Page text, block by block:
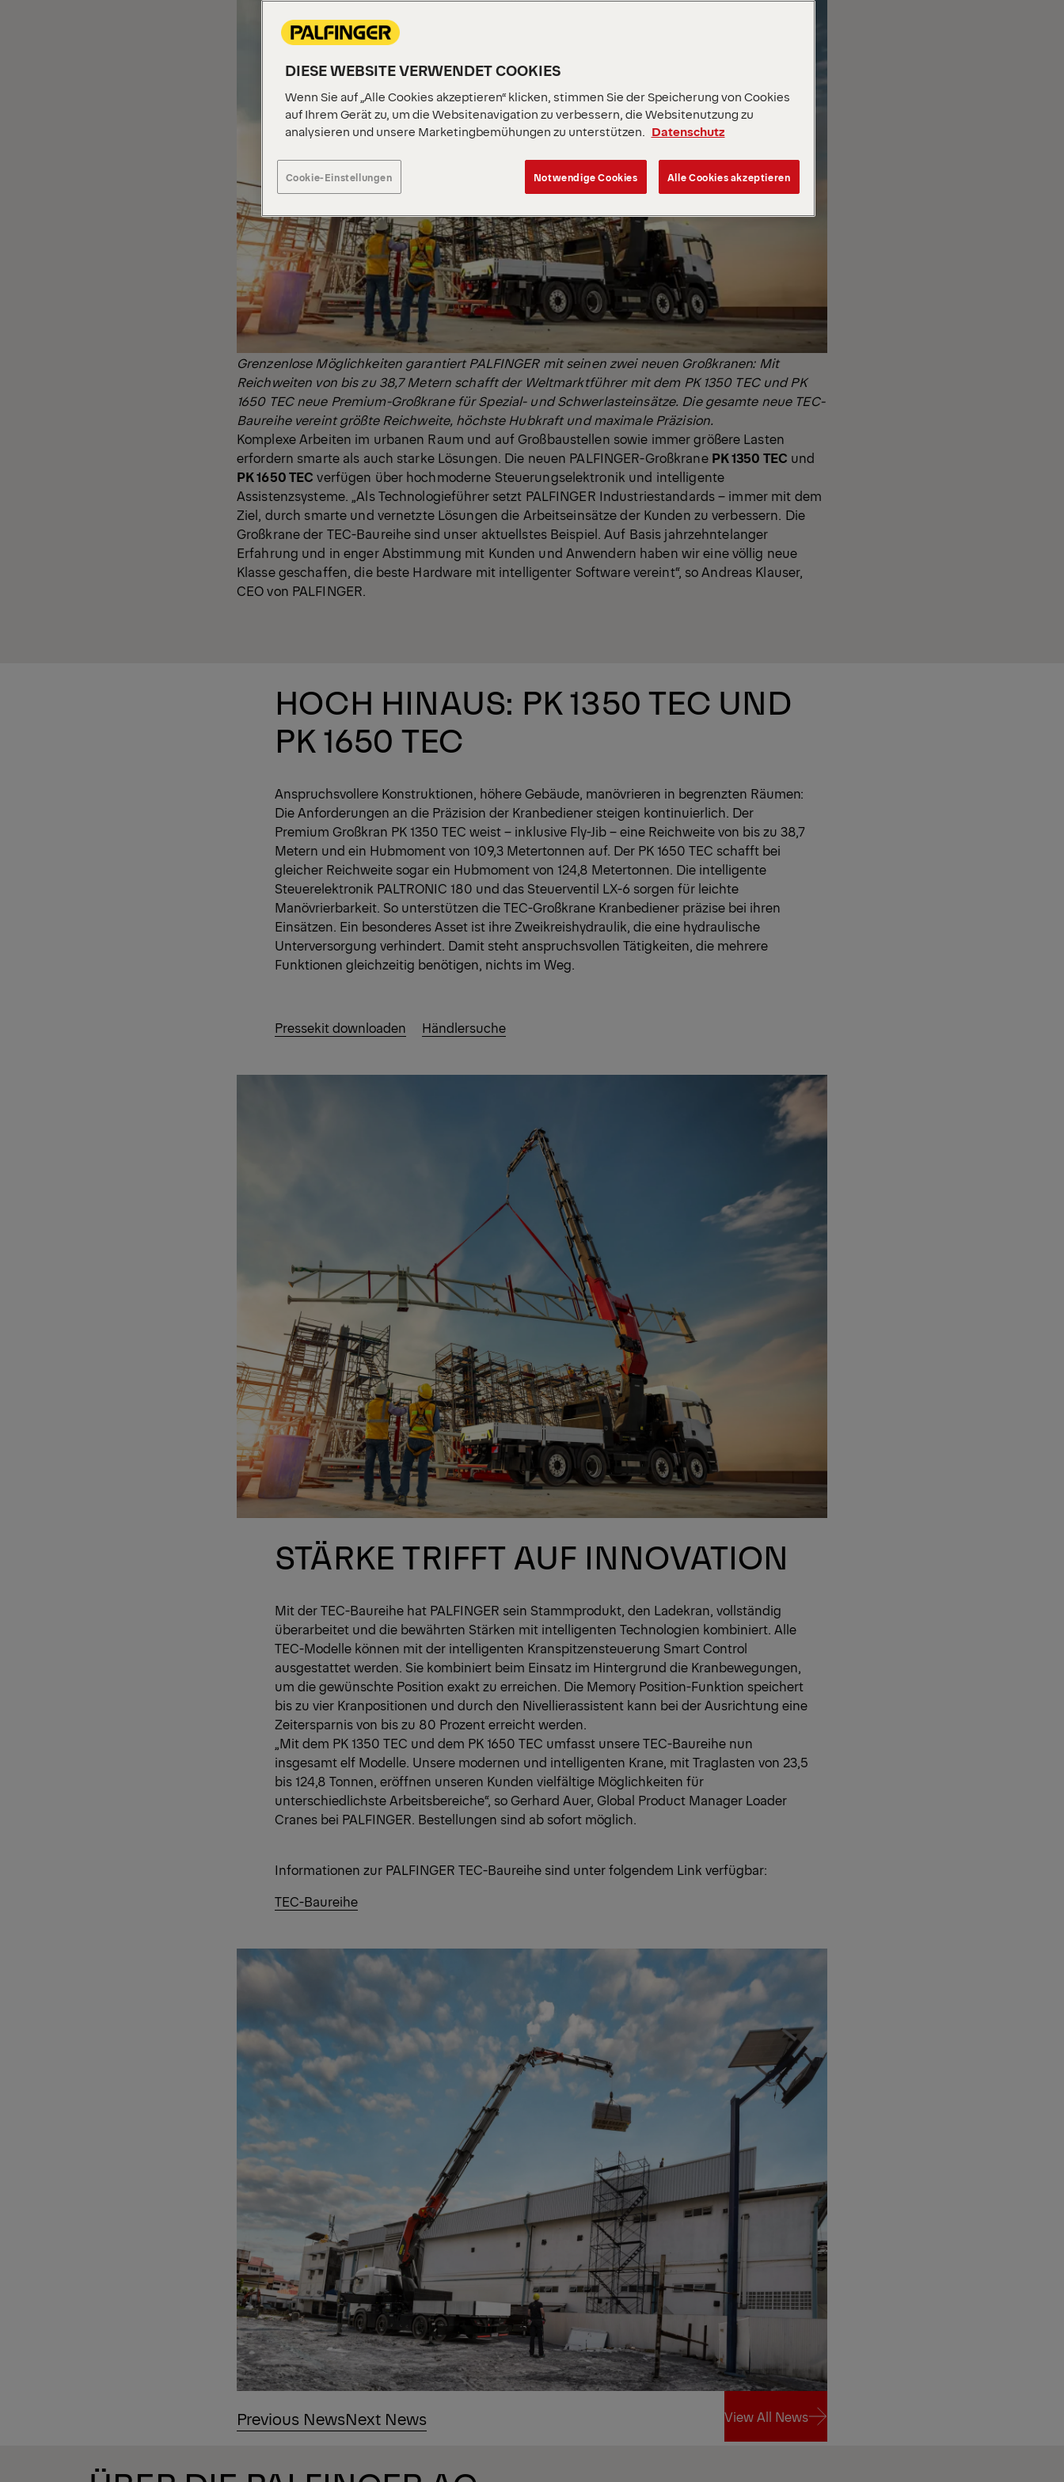
Grenzenlose Möglichkeiten garantiert PALFINGER mit seinen zwei neuen Großkranen: Mit
Reichweiten von bis zu 38,7 Metern schafft der Weltmarktführer mit dem PK 1350 TEC und PK
1650 TEC neue Premium-Großkrane für Spezial- und Schwerlasteinsätze. Die gesamte neue TEC-
Baureihe vereint größte Reichweite, höchste Hubkraft und maximale Präzision.
Komplexe Arbeiten im urbanen Raum und auf Großbaustellen sowie immer größere Lasten
erfordern smarte als auch starke Lösungen. Die neuen PALFINGER-Großkrane PK 1350 TEC und
PK 1650 TEC verfügen über hochmoderne Steuerungselektronik und intelligente
Assistenzsysteme. „Als Technologieführer setzt PALFINGER Industriestandards – immer mit dem
Ziel, durch smarte und vernetzte Lösungen die Arbeitseinsätze der Kunden zu verbessern. Die
Großkrane der TEC-Baureihe sind unser aktuellstes Beispiel. Auf Basis jahrzehntelanger
Erfahrung und in enger Abstimmung mit Kunden und Anwendern haben wir eine völlig neue
Klasse geschaffen, die beste Hardware mit intelligenter Software vereint“, so Andreas Klauser,
CEO von PALFINGER.
HOCH HINAUS: PK 1350 TEC UND
PK 1650 TEC
Anspruchsvollere Konstruktionen, höhere Gebäude, manövrieren in begrenzten Räumen:
Die Anforderungen an die Präzision der Kranbediener steigen kontinuierlich. Der
Premium Großkran PK 1350 TEC weist – inklusive Fly-Jib – eine Reichweite von bis zu 38,7
Metern und ein Hubmoment von 109,3 Metertonnen auf. Der PK 1650 TEC schafft bei
gleicher Reichweite sogar ein Hubmoment von 124,8 Metertonnen. Die intelligente
Steuerelektronik PALTRONIC 180 und das Steuerventil LX-6 sorgen für leichte
Manövrierbarkeit. So unterstützen die TEC-Großkrane Kranbediener präzise bei ihren
Einsätzen. Ein besonderes Asset ist ihre Zweikreishydraulik, die eine hydraulische
Unterversorgung verhindert. Damit steht anspruchsvollen Tätigkeiten, die mehrere
Funktionen gleichzeitig benötigen, nichts im Weg.
Pressekit downloaden Händlersuche
STÄRKE TRIFFT AUF INNOVATION
Mit der TEC-Baureihe hat PALFINGER sein Stammprodukt, den Ladekran, vollständig
überarbeitet und die bewährten Stärken mit intelligenten Technologien kombiniert. Alle
TEC-Modelle können mit der intelligenten Kranspitzensteuerung Smart Control
ausgestattet werden. Sie kombiniert beim Einsatz im Hintergrund die Kranbewegungen,
um die gewünschte Position exakt zu erreichen. Die Memory Position-Funktion speichert
bis zu vier Kranpositionen und durch den Nivellierassistent kann bei der Ausrichtung eine
Zeitersparnis von bis zu 80 Prozent erreicht werden.
„Mit dem PK 1350 TEC und dem PK 1650 TEC umfasst unsere TEC-Baureihe nun
insgesamt elf Modelle. Unsere modernen und intelligenten Krane, mit Traglasten von 23,5
bis 124,8 Tonnen, eröffnen unseren Kunden vielfältige Möglichkeiten für
unterschiedlichste Arbeitsbereiche“, so Gerhard Auer, Global Product Manager Loader
Cranes bei PALFINGER. Bestellungen sind ab sofort möglich.
Informationen zur PALFINGER TEC-Baureihe sind unter folgendem Link verfügbar:
TEC-Baureihe
Previous NewsNext News View All News
DIESE WEBSITE VERWENDET COOKIES
Wenn Sie auf „Alle Cookies akzeptieren“ klicken, stimmen Sie der Speicherung von Cookies
auf Ihrem Gerät zu, um die Websitenavigation zu verbessern, die Websitenutzung zu
analysieren und unsere Marketingbemühungen zu unterstützen.
Datenschutz
Cookie-Einstellungen Notwendige Cookies Alle Cookies akzeptieren